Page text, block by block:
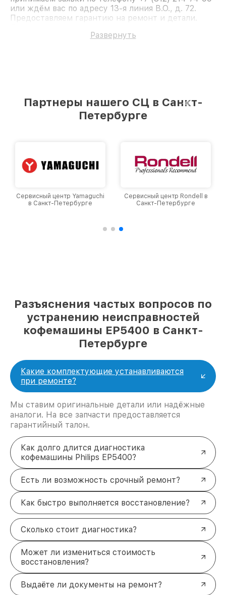
или ждём вас по адресу 13-я линия В.О., д. 72.
Предоставляем гарантию на ремонт и детали.
Развернуть
Партнеры нашего СЦ в Санкт-
Петербурге
Сервисный центр Yamaguchi
в Санкт-Петербурге
Сервисный центр Rondell в
Санкт-Петербурге
Разъяснения частых вопросов по
устранению неисправностей
кофемашины EP5400 в Санкт-
Петербурге
Какие комплектующие устанавливаются
при ремонте?
Мы ставим оригинальные детали или надёжные
аналоги. На все запчасти предоставляется
гарантийный талон.
Как долго длится диагностика
кофемашины Philips EP5400?
Есть ли возможность срочный ремонт?
Как быстро выполняется восстановление?
Сколько стоит диагностика?
Может ли измениться стоимость
восстановления?
Выдаёте ли документы на ремонт?